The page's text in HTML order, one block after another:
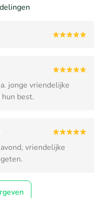
jonge vriendelijke
best.
vriendelijke